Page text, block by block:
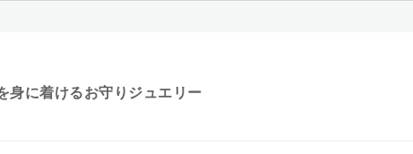
身に着けるお守りジュエリー